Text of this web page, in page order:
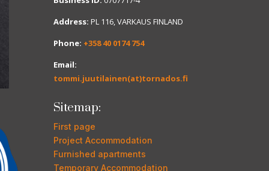
Address:PL 116, VARKAUS FINLAND
Phone: +358 40 0174 754
Email:
tommi.juutilainen(at)tornados.fi
Sitemap:
First page
Project Accommodation
Furnished apartments
Temporary Accommodation